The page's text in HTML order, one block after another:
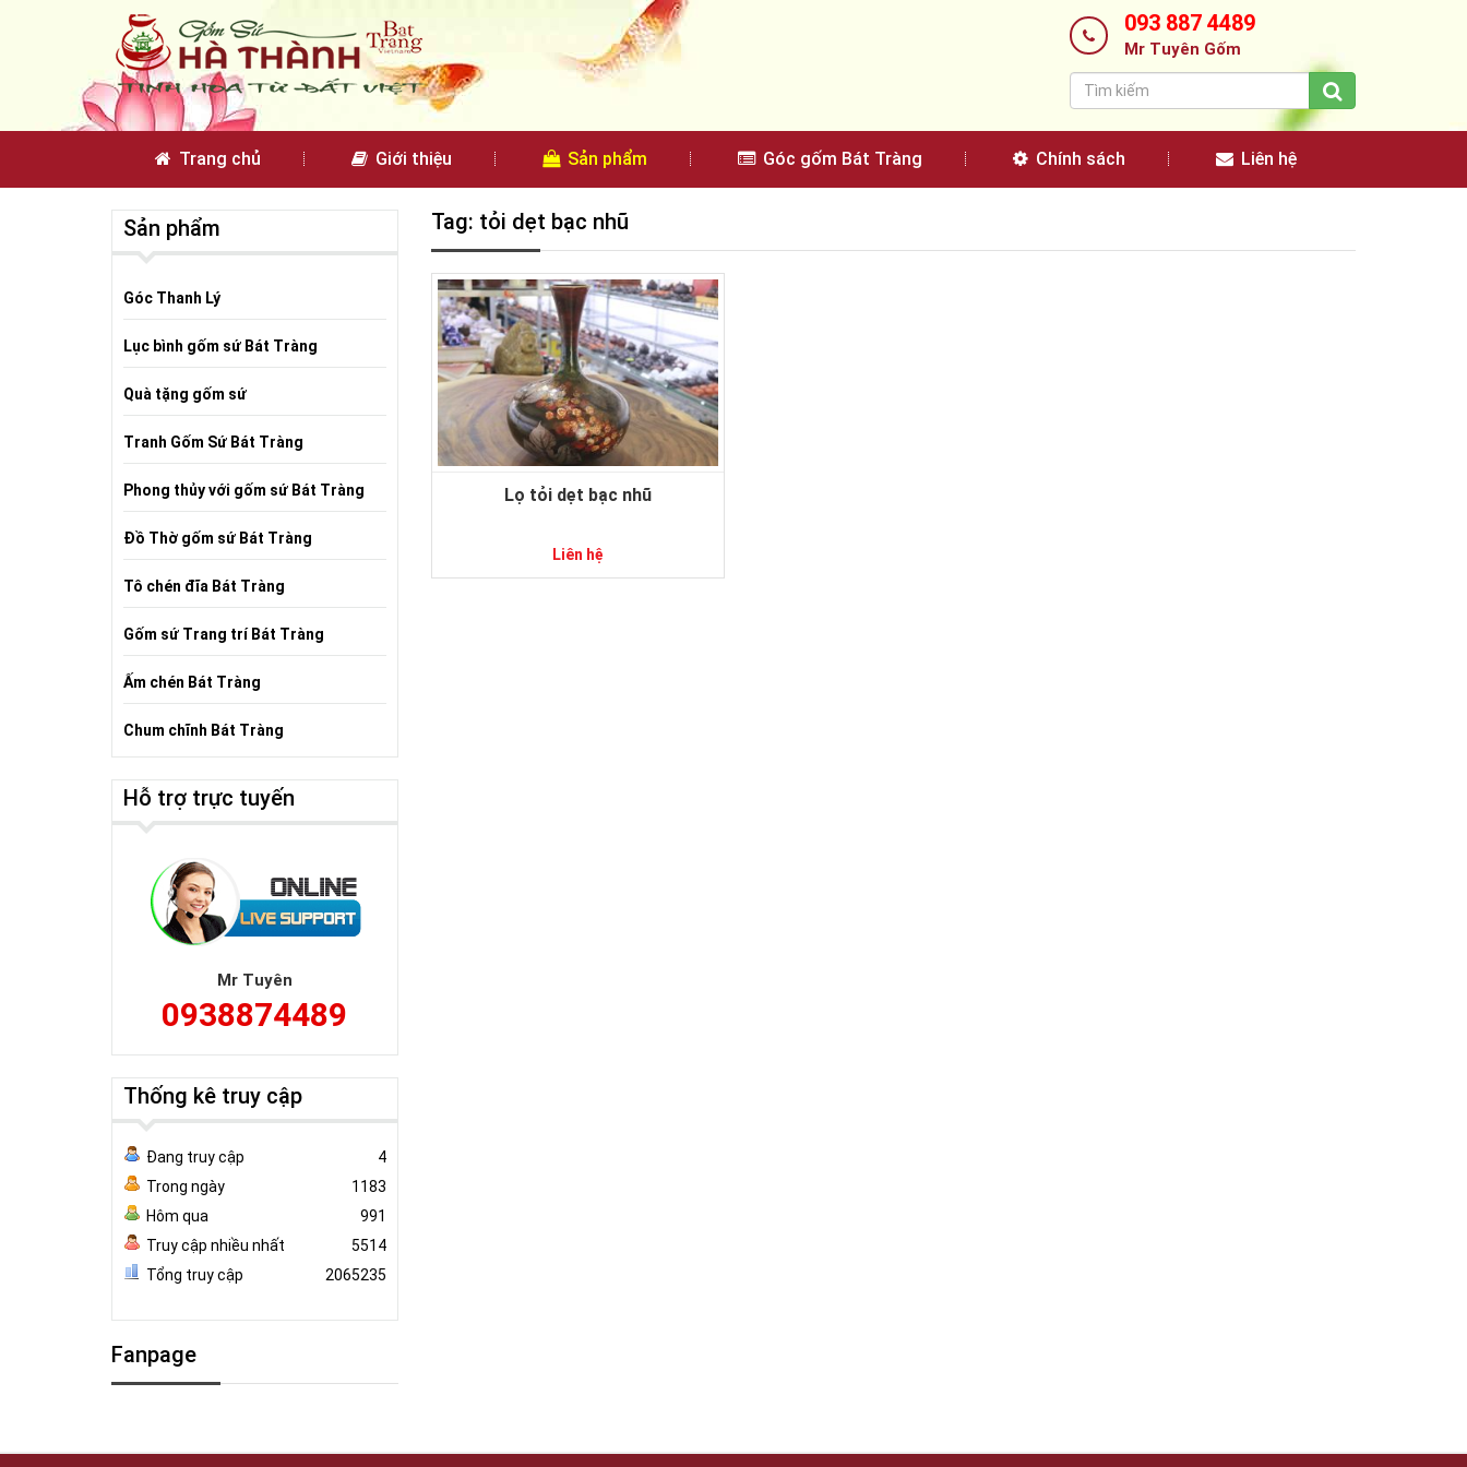
093 887 4489
Mr Tuyên Gốm
Trang chủ Giới thiệu Sản phẩm Góc gốm Bát Tràng Chính sách Liên hệ
Tag: tỏi dẹt bạc nhũ
Lọ tỏi dẹt bạc nhũ
Liên hệ
Sản phẩm
Góc Thanh Lý
Lục bình gốm sứ Bát Tràng
Quà tặng gốm sứ
Tranh Gốm Sứ Bát Tràng
Phong thủy với gốm sứ Bát Tràng
Đồ Thờ gốm sứ Bát Tràng
Tô chén đĩa Bát Tràng
Gốm sứ Trang trí Bát Tràng
Ấm chén Bát Tràng
Chum chĩnh Bát Tràng
Hỗ trợ trực tuyến
Mr Tuyên
0938874489
Thống kê truy cập
Đang truy cập
4
Trong ngày
1183
Hôm qua
991
Truy cập nhiều nhất
5514
Tổng truy cập
2065235
Fanpage